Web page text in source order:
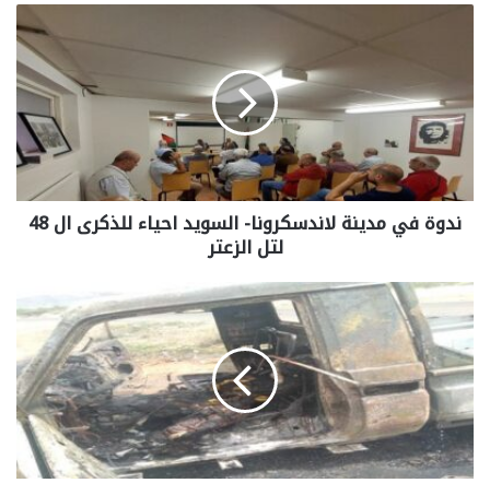
ندوة في مدينة لاندسكرونا- السويد احياء للذكرى ال 48
لتل الزعتر